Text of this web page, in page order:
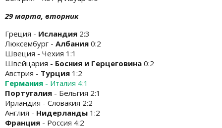
29 марта, вторник
Греция - Исландия 2:3
Люксембург - Албания 0:2
Швеция - Чехия 1:1
Швейцария - Босния и Герцеговина 0:2
Австрия - Турция 1:2
Германия - Италия 4:1
Португалия - Бельгия 2:1
Ирландия - Словакия 2:2
Англия - Нидерланды 1:2
Франция - Россия 4:2